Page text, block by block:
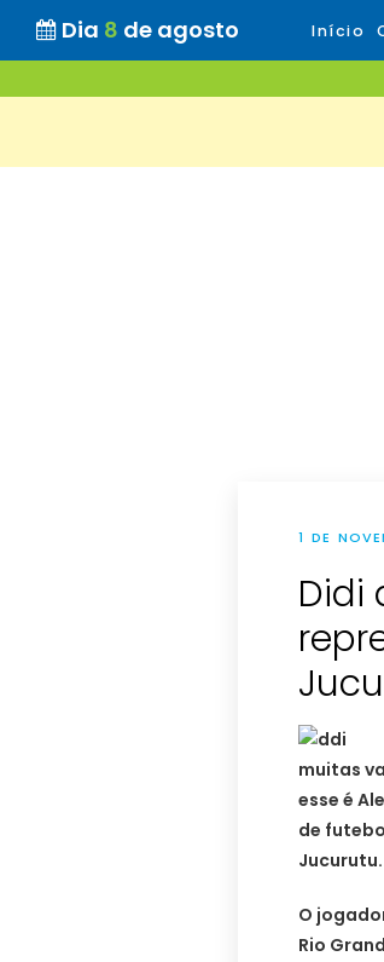
Dia 8 de agosto Início
1 DE
Didi
muitas
esse é
de
Jucurutu.
O
Rio